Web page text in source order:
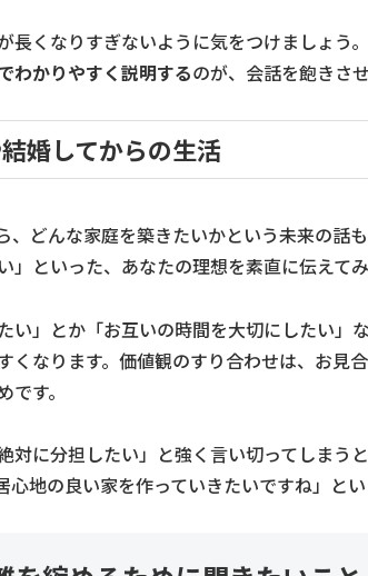
長くなりすぎないように気をつけましょう
わかりやすく説明するのが、会話を飽きさ
婚してからの生活
、どんな家庭を築きたいかという未来の話
」といった、あなたの理想を素直に伝えてみ
い」とか「お互いの時間を大切にしたい」
くなります。価値観のすり合わせは、お見
す。
対に分担したい」と強く言い切ってしまう
心地の良い家を作っていきたいですね」とい